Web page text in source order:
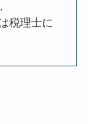
税理士に